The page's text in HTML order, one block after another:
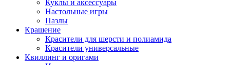
Куклы и аксессуары
Настольные игры
Пазлы
Крашение
Красители для шерсти и полиамида
Красители универсальные
Квиллинг и оригами